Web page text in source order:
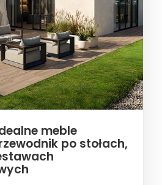
meble
po stołach,